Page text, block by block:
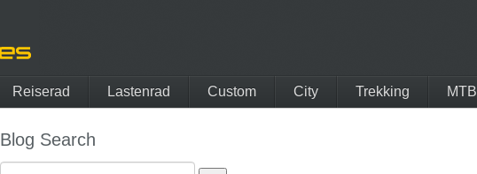
Reiserad Lastenrad Custom City Trekking MTB
Blog Search